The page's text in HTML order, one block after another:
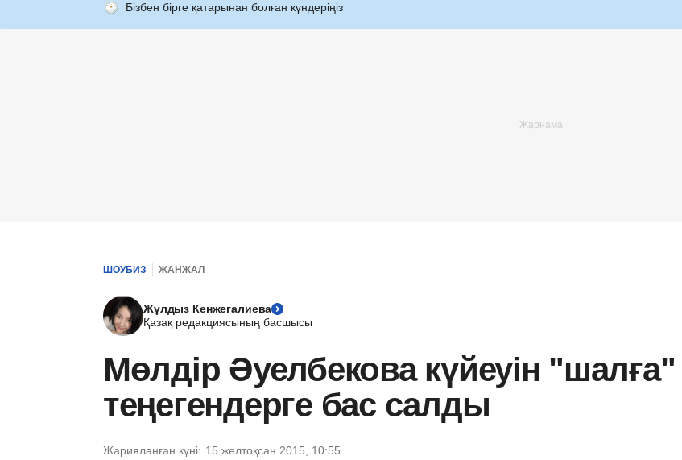
Бізбен бірге қатарынан болған күндеріңіз
ШОУБИЗ ЖАНЖАЛ
Жұлдыз Кенжегалиева
Қазақ редакциясының басшысы
Мөлдір Әуелбекова күйеуін "шалға"
теңегендерге бас салды
Жарияланған күні: 15 желтоқсан 2015, 10:55